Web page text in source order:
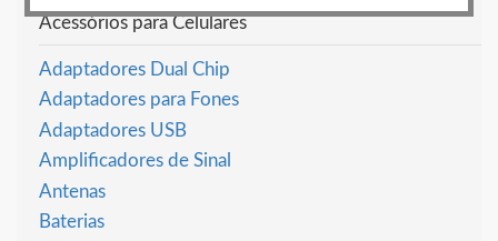
Acessórios para Celulares
Adaptadores Dual Chip
Adaptadores para Fones
Adaptadores USB
Amplificadores de Sinal
Antenas
Baterias